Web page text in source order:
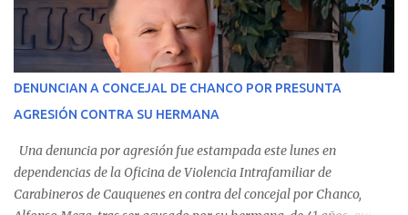
En el detalle regional, se indica que en la comuna de Cauquenes se
identificó a cuatro funcionarios involucrados en este tipo de
operaciones. Asimismo, se precisa que uno de los casos
corresponde a un funcionario de la Municipalidad de Chanco,
detectaron incumplimientos a la normativa vigente. El informe
precisa que la mayor cantidad de dinero apostado se registró en
Talca, donde...
DENUNCIAN A CONCEJAL DE CHANCO POR PRESUNTA
AGRESIÓN CONTRA SU HERMANA
Una denuncia por agresión fue estampada este lunes en
dependencias de la Oficina de Violencia Intrafamiliar de
Carabineros de Cauquenes en contra del concejal por Chanco,